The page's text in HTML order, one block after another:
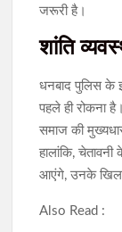
जरूरी है।
शांति
धनबाद पुलिस के
पहले ही रोकना
समाज की
हालांकि, चेतावनी
आएंगे, उनके
Also Read :